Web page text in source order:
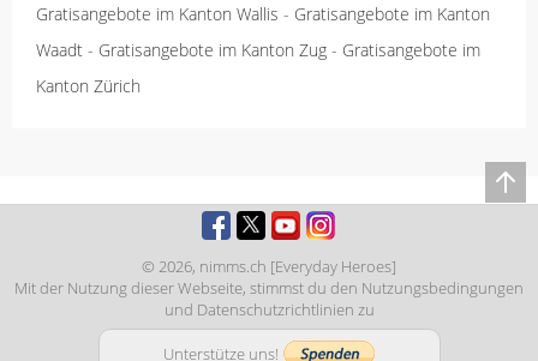
Gratisangebote im Kanton Wallis - Gratisangebote im Kanton
Waadt - Gratisangebote im Kanton Zug - Gratisangebote im
Kanton Zürich
© 2026, nimms.ch [Everyday Heroes]
Mit der Nutzung dieser Webseite, stimmst du den Nutzungsbedingungen
und Datenschutzrichtlinien zu
Unterstütze uns!